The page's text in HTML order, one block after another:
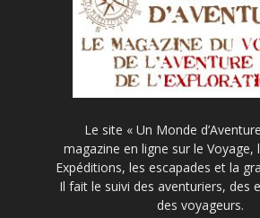
Le site « Un Monde
magazine en ligne sur le Voyage,
Expéditions, les escapades et la
Il fait le suivi des aventuriers, des
des voyageurs.